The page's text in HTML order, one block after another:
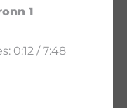
1
0:12 / 7:48